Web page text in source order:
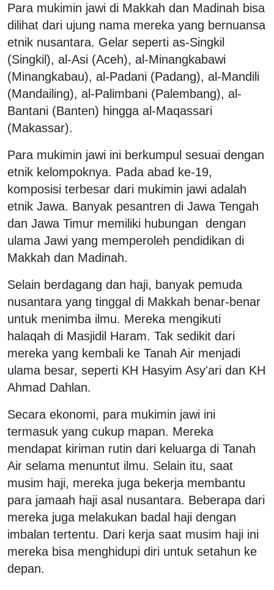
Para mukimin jawi di Makkah dan Madinah bisa
dilihat dari ujung nama mereka yang bernuansa
etnik nusantara. Gelar seperti as-Singkil
(Singkil), al-Asi (Aceh), al-Minangkabawi
(Minangkabau), al-Padani (Padang), al-Mandili
(Mandailing), al-Palimbani (Palembang), al-
Bantani (Banten) hingga al-Maqassari
(Makassar).
Para mukimin jawi ini berkumpul sesuai dengan
etnik kelompoknya. Pada abad ke-19,
komposisi terbesar dari mukimin jawi adalah
etnik Jawa. Banyak pesantren di Jawa Tengah
dan Jawa Timur memiliki hubungan dengan
ulama Jawi yang memperoleh pendidikan di
Makkah dan Madinah.
Selain berdagang dan haji, banyak pemuda
nusantara yang tinggal di Makkah benar-benar
untuk menimba ilmu. Mereka mengikuti
halaqah di Masjidil Haram. Tak sedikit dari
mereka yang kembali ke Tanah Air menjadi
ulama besar, seperti KH Hasyim Asy'ari dan KH
Ahmad Dahlan.
Secara ekonomi, para mukimin jawi ini
termasuk yang cukup mapan. Mereka
mendapat kiriman rutin dari keluarga di Tanah
Air selama menuntut ilmu. Selain itu, saat
musim haji, mereka juga bekerja membantu
para jamaah haji asal nusantara. Beberapa dari
mereka juga melakukan badal haji dengan
imbalan tertentu. Dari kerja saat musim haji ini
mereka bisa menghidupi diri untuk setahun ke
depan.